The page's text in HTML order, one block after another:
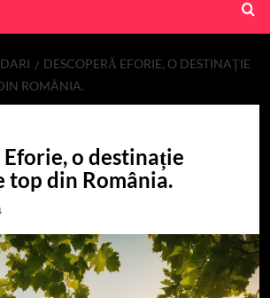
DESCOPERĂ EFORIE, O DESTINAȚIE
ROMÂNIA.
Eforie, o destinație
top din România.